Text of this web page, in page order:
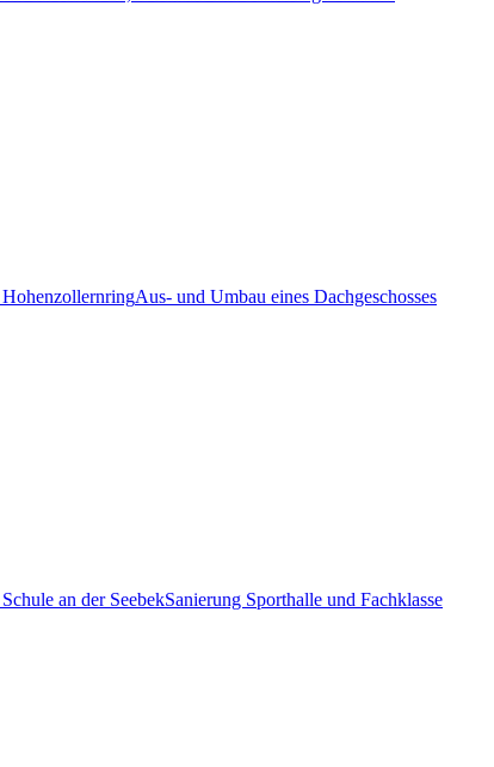
HohenzollernringAus- und Umbau eines Dachgeschosses
Schule an der SeebekSanierung Sporthalle und Fachklasse